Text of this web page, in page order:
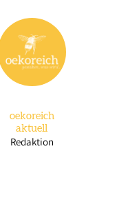
oekoreich
aktuell
Redaktion